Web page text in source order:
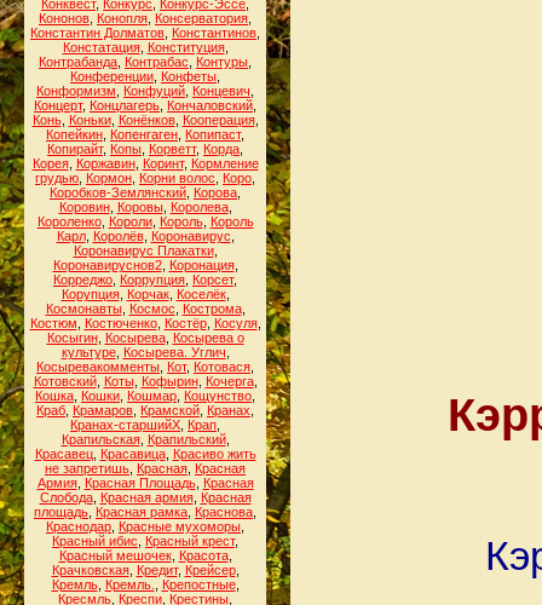
Конквест, Конкурс Конкурс-Эссе
Кононов Конопля Консерватория
Константин Долматов Константинов
Констатация, Конституция,
Контрабанда Контрабас Контуры
Конференции Конфеты
Конформизм
Конфуций Концевич
Концерт, Концлагерь Кончаловский
Конь, Коньки, Конёнков, Кооперация,
Копейкин Копенгаген Копипаст,
Копирайт, Копы Корветт, Корда
Корея, Коржавин, Коринт, Кормление
грудью Кормон Корни волос Коро
Коробков-Землянский Корова
Коровин, Коровы, Королева,
Короленко, Короли, Король, Король
Карл, Королёв, Коронавирус
Коронавирус Плакатки,
Коронавируснов2, Коронация,
Корреджо Коррупция Корсет,
Корупция, Корчак, Коселёк,
Космонавты, Космос Кострома,
Костюм
Костюченко, Костёр, Косуля,
Косыгин, Косырева, Косырева о
культуре, Косырева. Углич
Косыревакомменты Кот, Котовася
Котовский, Коты, Кофырин, Кочерга,
Кошка Кошки Кошмар Кощунство
Краб Крамаров Крамской Кранах
Кранах-старшийХ Крап
Крапильская, Крапильский,
Красавец, Красавица, Красиво жить
не запретишь Красная Красная
Армия, Красная Площадь, Красная
Слобода, Красная армия, Красная
площадь Красная рамка Краснова
Краснодар Красные мухоморы
Красный ибис
Красный крест,
Красный мешочек, Красота,
Крачковская, Кредит, Крейсер,
Кремль, Кремль. Крепостные,
Кресмль Креспи Крестины